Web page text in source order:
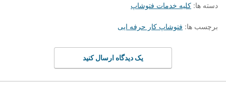
دسته ها: کلیه خدمات فتوشاپ
برچسب ها: فتوشاپ کار حرفه ایی
یک دیدگاه ارسال کنید